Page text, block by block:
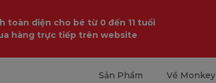
toàn diện cho bé từ 0 đến 11 tuổi
hàng trực tiếp trên website
Sản Phẩm Về Monkey